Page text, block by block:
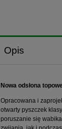
Opis
Nowa odsłona
Opracowana i
otwarty pyszczek
poruszanie się